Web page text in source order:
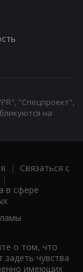
"Спецпроект",
на
| Связаться с
|
в сфере
о том, что
чувства
имеющих